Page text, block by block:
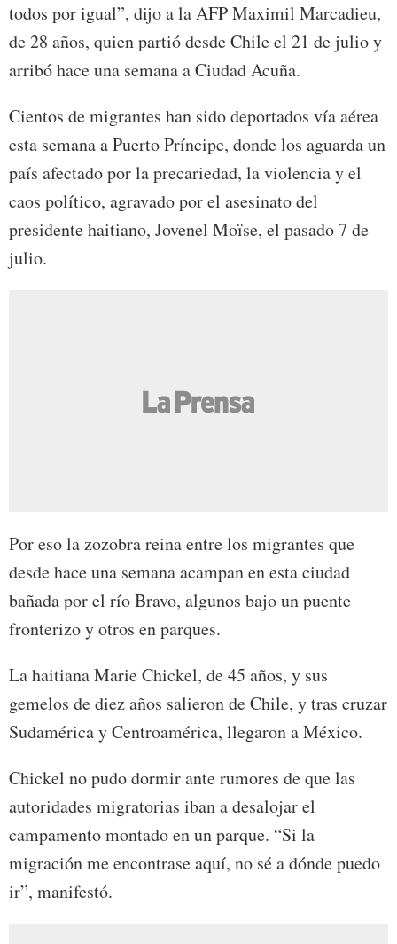
todos por igual”, dijo a la AFP Maximil Marcadieu,
de 28 años, quien partió desde Chile el 21 de julio y
arribó hace una semana a Ciudad Acuña.
Cientos de migrantes han sido deportados vía aérea
esta semana a Puerto Príncipe, donde los aguarda un
país afectado por la precariedad, la violencia y el
caos político, agravado por el asesinato del
presidente haitiano, Jovenel Moïse, el pasado 7 de
julio.
Por eso la zozobra reina entre los migrantes que
desde hace una semana acampan en esta ciudad
bañada por el río Bravo, algunos bajo un puente
fronterizo y otros en parques.
La haitiana Marie Chickel, de 45 años, y sus
gemelos de diez años salieron de Chile, y tras cruzar
Sudamérica y Centroamérica, llegaron a México.
Chickel no pudo dormir ante rumores de que las
autoridades migratorias iban a desalojar el
campamento montado en un parque. “Si la
migración me encontrase aquí, no sé a dónde puedo
ir”, manifestó.